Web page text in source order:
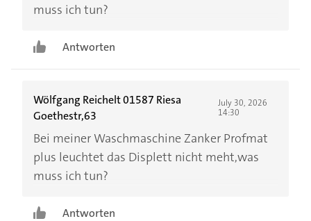
muss ich tun?
Antworten
Wölfgang Reichelt 01587 Riesa
Goethestr,63
July 30, 2026
14:30
Bei meiner Waschmaschine Zanker Profmat
plus leuchtet das Displett nicht meht,was
muss ich tun?
Antworten